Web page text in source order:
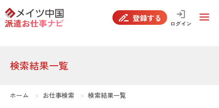
false
登録する
ログイン
検索結果一覧
ホーム お仕事検索 検索結果一覧